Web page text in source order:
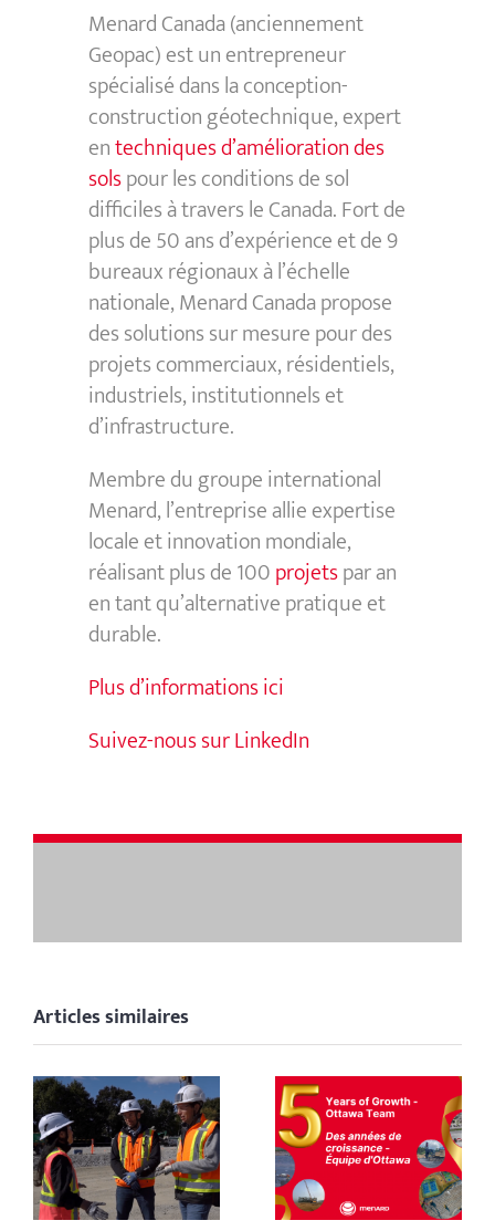
Menard Canada (anciennement
Geopac) est un entrepreneur
spécialisé dans la conception-
construction géotechnique, expert
entechniques d’amélioration des
solspour les conditions de sol
difficiles à travers le Canada. Fort de
plus de 50 ans d’expérience et de 9
bureaux régionaux à l’échelle
nationale, Menard Canada propose
des solutions sur mesure pour des
projets commerciaux, résidentiels,
industriels, institutionnels et
d’infrastructure.
Membre du groupe international
Menard, l’entreprise allie expertise
locale et innovation mondiale,
réalisant plus de 100projetspar an
en tant qu’alternative pratique et
durable.
Plus d’informations ici
Suivez-nous sur LinkedIn
Articles similaires